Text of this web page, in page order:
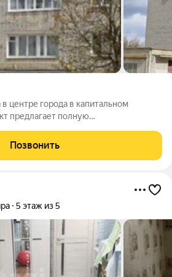
центре города в капитальном
предлагает полную
сады, поликлиники и остановка
с основными маршрутами. Дом
Позвонить
5 этаж из 5